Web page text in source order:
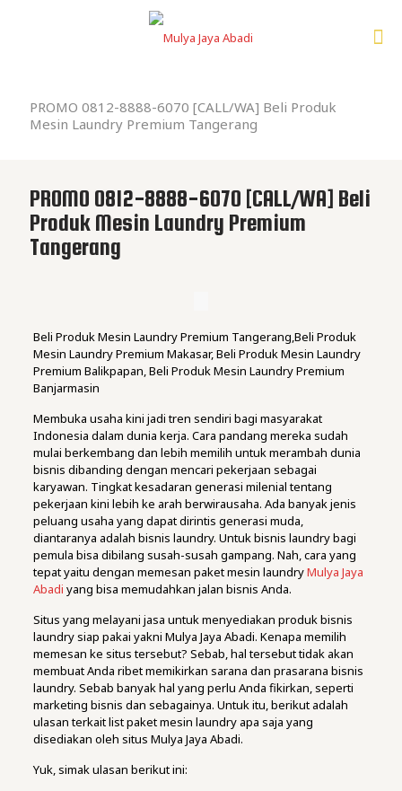
PROMO 0812-8888-6070 [CALL/WA] Beli Produk
Mesin Laundry Premium Tangerang
PROMO 0812-8888-6070 [CALL/WA] Beli
Produk Mesin Laundry Premium
Tangerang
Beli Produk Mesin Laundry Premium Tangerang,Beli Produk
Mesin Laundry Premium Makasar, Beli Produk Mesin Laundry
Premium Balikpapan, Beli Produk Mesin Laundry Premium
Banjarmasin
Membuka usaha kini jadi tren sendiri bagi masyarakat
Indonesia dalam dunia kerja. Cara pandang mereka sudah
mulai berkembang dan lebih memilih untuk merambah dunia
bisnis dibanding dengan mencari pekerjaan sebagai
karyawan. Tingkat kesadaran generasi milenial tentang
pekerjaan kini lebih ke arah berwirausaha. Ada banyak jenis
peluang usaha yang dapat dirintis generasi muda,
diantaranya adalah bisnis laundry. Untuk bisnis laundry bagi
pemula bisa dibilang susah-susah gampang. Nah, cara yang
tepat yaitu dengan memesan paket mesin laundryMulya Jaya
Abadi yang bisa memudahkan jalan bisnis Anda.
Situs yang melayani jasa untuk menyediakan produk bisnis
laundry siap pakai yakni Mulya Jaya Abadi. Kenapa memilih
memesan ke situs tersebut? Sebab, hal tersebut tidak akan
membuat Anda ribet memikirkan sarana dan prasarana bisnis
laundry. Sebab banyak hal yang perlu Anda fikirkan, seperti
marketing bisnis dan sebagainya. Untuk itu, berikut adalah
ulasan terkait list paket mesin laundry apa saja yang
disediakan oleh situs Mulya Jaya Abadi.
Yuk, simak ulasan berikut ini: